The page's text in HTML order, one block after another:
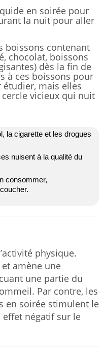
en soirée pour
la nuit pour aller
boissons contenant
chocolat, boissons
dès la fin de
à ces boissons pour
mais elles
vicieux qui nuit
la cigarette et les drogues
nuisent à la qualité du
consommer,
physique.
amène une
une partie du
Par contre, les
en soirée stimulent le
effet négatif sur le